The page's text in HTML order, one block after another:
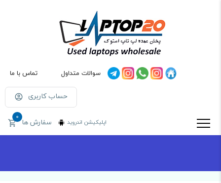
سوالات متداول تماس با ما
حساب کاربری
اپلیکیشن اندروید سفارش ها 0